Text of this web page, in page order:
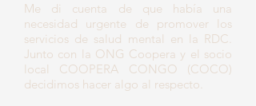
Me di cuenta de que había una
necesidad urgente de promover los
servicios de salud mental en la RDC.
Junto con la ONG Coopera y el socio
local COOPERA CONGO (COCO)
decidimos hacer algo al respecto.